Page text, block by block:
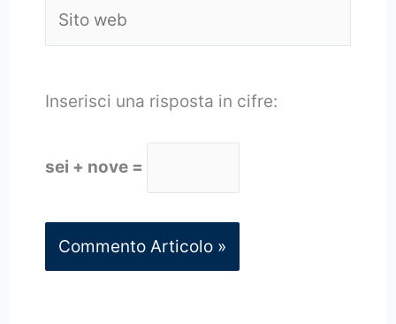
web
Inserisci una risposta in cifre:
sei + nove =